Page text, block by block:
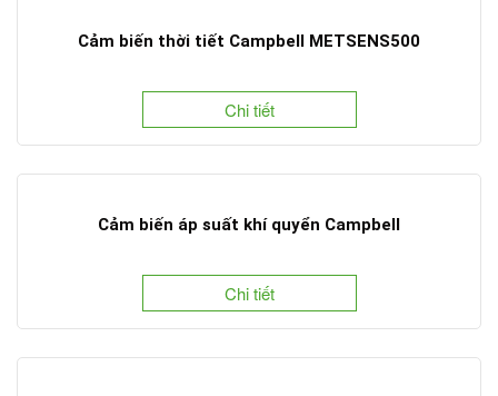
Cảm biến thời tiết Campbell METSENS500
Chi tiết
Cảm biến áp suất khí quyển Campbell
Chi tiết